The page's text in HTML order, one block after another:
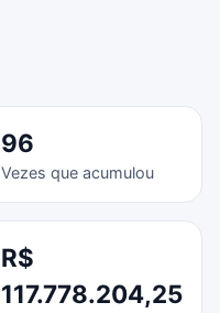
96
Vezes que acumulou
R$
117.778.204,25